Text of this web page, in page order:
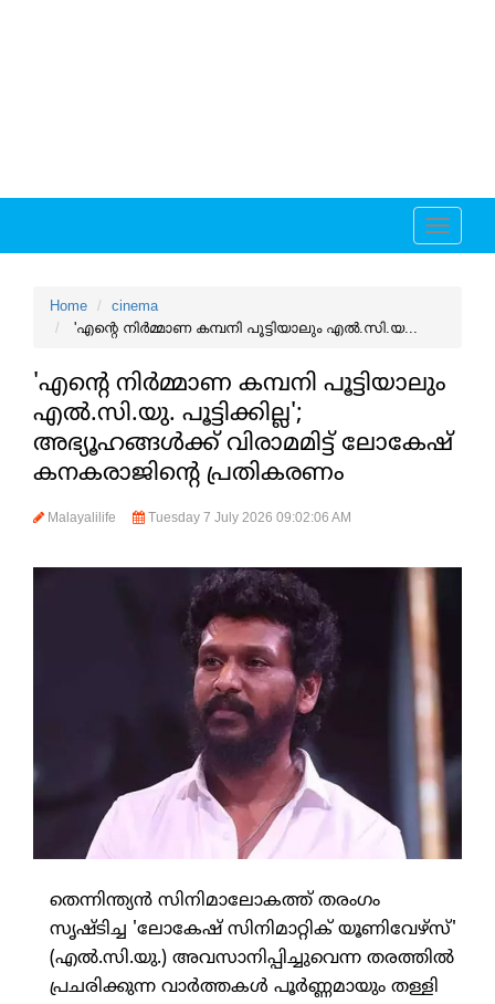
Toggle
Home
cinema
'എന്റെ നിര്‍മ്മാണ കമ്പനി പൂട്ടിയാലും എല്‍.സി.യ...
'എന്റെ നിര്‍മ്മാണ കമ്പനി പൂട്ടിയാലും
എല്‍.സി.യു. പൂട്ടിക്കില്ല';
അഭ്യൂഹങ്ങള്‍ക്ക് വിരാമമിട്ട് ലോകേഷ്
കനകരാജിന്റെ പ്രതികരണം
Malayalilife Tuesday 7 July 2026 09:02:06 AM
തെന്നിന്ത്യന്‍ സിനിമാലോകത്ത് തരംഗം
സൃഷ്ടിച്ച 'ലോകേഷ് സിനിമാറ്റിക് യൂണിവേഴ്‌സ്'
(എല്‍.സി.യു.) അവസാനിപ്പിച്ചുവെന്ന തരത്തില്‍
പ്രചരിക്കുന്ന വാര്‍ത്തകള്‍ പൂര്‍ണ്ണമായും തള്ളി